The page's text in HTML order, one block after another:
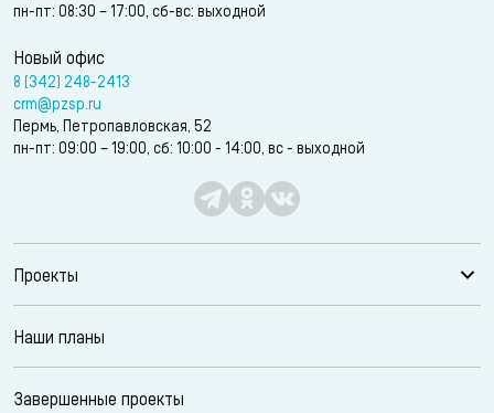
пн-пт: 08:30 – 17:00, сб-вс: выходной
Новый офис
8 (342) 248-2413
crm@pzsp.ru
Пермь, Петропавловская, 52
пн-пт: 09:00 – 19:00, сб: 10:00 - 14:00, вс - выходной
Проекты
Наши планы
Завершенные проекты